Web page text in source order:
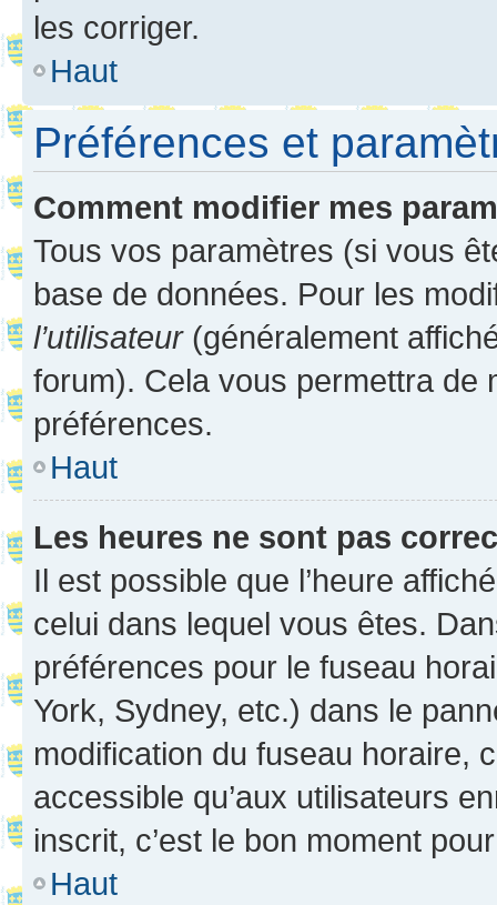
les corriger.
Haut
Préférences et
Comment modifier mes
Tous vos paramètres (si vous
base de données. Pour les
l’utilisateur(généralement
forum). Cela vous permettra de
préférences.
Haut
Les heures ne sont pas
Il est possible que l’heure
celui dans lequel vous êtes.
préférences pour le fuseau
York, Sydney, etc.) dans le
modification du fuseau horaire,
accessible qu’aux utilisateurs
inscrit, c’est le bon moment
Haut